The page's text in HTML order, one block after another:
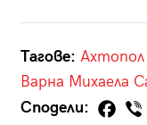
Тагове: Ахтопол
Варна Михаела
Сподели: